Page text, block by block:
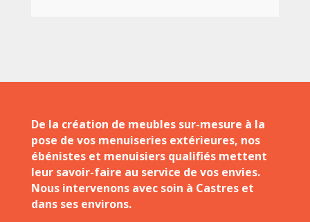
De la création de meubles sur-mesure à la
pose de vos menuiseries extérieures, nos
ébénistes et menuisiers qualifiés mettent
leur savoir-faire au service de vos envies.
Nous intervenons avec soin à Castres et
dans ses environs.